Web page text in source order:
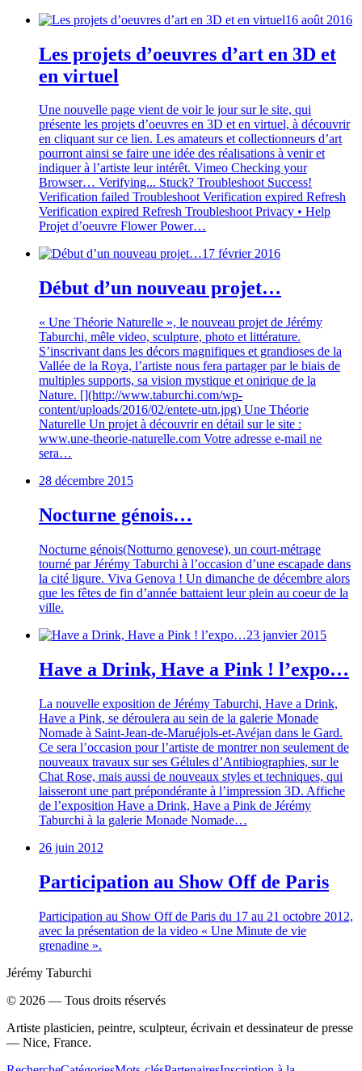
16 août 2016
Les projets d’oeuvres d’art en 3D et
en virtuel
Une nouvelle page vient de voir le jour sur le site, qui
présente les projets d’oeuvres en 3D et en virtuel, à découvrir
en cliquant sur ce lien. Les amateurs et collectionneurs d’art
pourront ainsi se faire une idée des réalisations à venir et
indiquer à l’artiste leur intérêt. Vimeo Checking your
Browser… Verifying... Stuck? Troubleshoot Success!
Verification failed Troubleshoot Verification expired Refresh
Verification expired Refresh Troubleshoot Privacy • Help
Projet d’oeuvre Flower Power…
17 février 2016
Début d’un nouveau projet…
« Une Théorie Naturelle », le nouveau projet de Jérémy
Taburchi, mêle video, sculpture, photo et littérature.
S’inscrivant dans les décors magnifiques et grandioses de la
Vallée de la Roya, l’artiste nous fera partager par le biais de
multiples supports, sa vision mystique et onirique de la
Nature. [](http://www.taburchi.com/wp-
content/uploads/2016/02/entete-utn.jpg) Une Théorie
Naturelle Un projet à découvrir en détail sur le site :
www.une-theorie-naturelle.com Votre adresse e-mail ne
sera…
28 décembre 2015
Nocturne génois…
Nocturne génois(Notturno genovese), un court-métrage
tourné par Jérémy Taburchi à l’occasion d’une escapade dans
la cité ligure. Viva Genova ! Un dimanche de décembre alors
que les fêtes de fin d’année battaient leur plein au coeur de la
ville.
23 janvier 2015
Have a Drink, Have a Pink ! l’expo…
La nouvelle exposition de Jérémy Taburchi, Have a Drink,
Have a Pink, se déroulera au sein de la galerie Monade
Nomade à Saint-Jean-de-Maruéjols-et-Avéjan dans le Gard.
Ce sera l’occasion pour l’artiste de montrer non seulement de
nouveaux travaux sur ses Gélules d’Antibiographies, sur le
Chat Rose, mais aussi de nouveaux styles et techniques, qui
laisseront une part prépondérante à l’impression 3D. Affiche
de l’exposition Have a Drink, Have a Pink de Jérémy
Taburchi à la galerie Monade Nomade…
26 juin 2012
Participation au Show Off de Paris
Participation au Show Off de Paris du 17 au 21 octobre 2012,
avec la présentation de la video « Une Minute de vie
grenadine ».
Jérémy Taburchi
© 2026 — Tous droits réservés
Artiste plasticien, peintre, sculpteur, écrivain et dessinateur de presse
— Nice, France.